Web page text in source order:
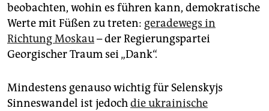
beobachten, wohin es führen kann, demokratische
Werte mit Füßen zu treten: geradewegs in
Richtung Moskau– der Regierungspartei
Georgischer Traum sei „Dank“.
Mindestens genauso wichtig für Selenskyjs
Sinneswandel ist jedochdie ukrainische